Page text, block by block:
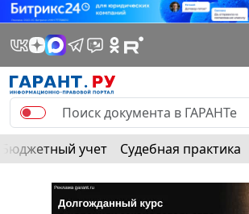
Бюджетный учет Судебная практика